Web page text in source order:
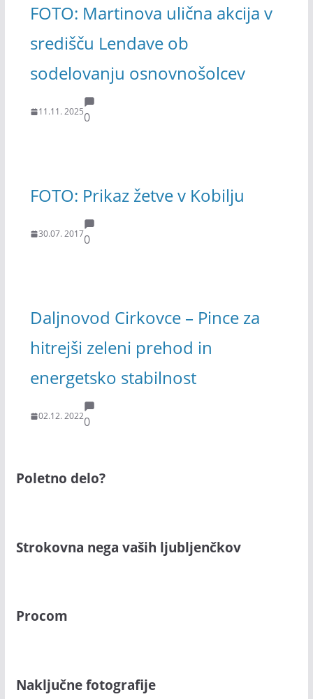
FOTO: Martinova ulična akcija v
središču Lendave ob
sodelovanju osnovnošolcev
11.11. 20250
FOTO: Prikaz žetve v Kobilju
30.07. 20170
Daljnovod Cirkovce – Pince za
hitrejši zeleni prehod in
energetsko stabilnost
02.12. 20220
Poletno delo?
Strokovna nega vaših ljubljenčkov
Procom
Naključne fotografije